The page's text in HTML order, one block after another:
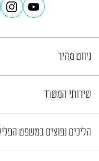
ניווט מהיר
שירותי המשרד
הליכים נפוצים במשפט